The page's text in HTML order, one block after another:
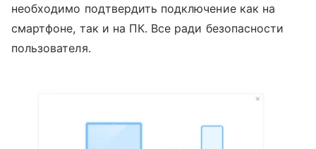
необходимо подтвердить подключение как на
смартфоне, так и на ПК. Все ради безопасности
пользователя.